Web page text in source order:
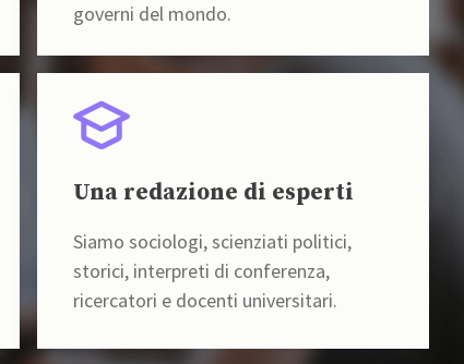
governi del mondo.
Una redazione di esperti
Siamo sociologi, scienziati politici,
storici, interpreti di conferenza,
ricercatori e docenti universitari.